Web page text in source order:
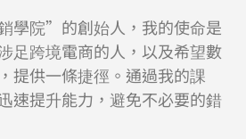
學院”的創始人，我的使命是
足跨境電商的人，以及希望數
提供一條捷徑。通過我的課
速提升能力，避免不必要的錯